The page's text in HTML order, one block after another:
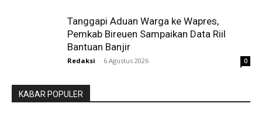
Tanggapi Aduan Warga ke Wapres,
Pemkab Bireuen Sampaikan Data Riil
Bantuan Banjir
Redaksi - 6 Agustus 2026 0
KABAR POPULER